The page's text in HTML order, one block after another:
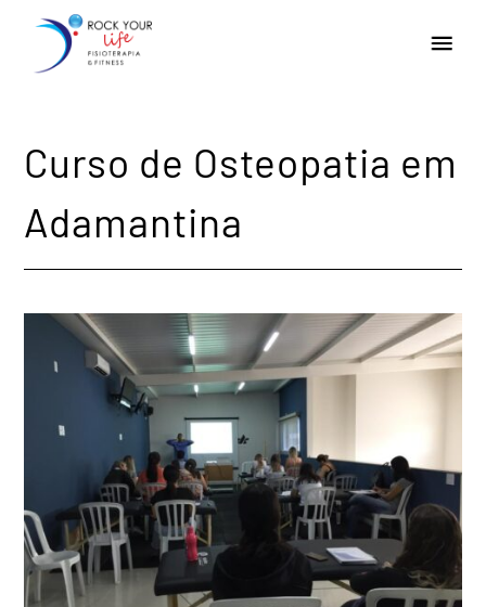
Curso de Osteopatia em
Adamantina